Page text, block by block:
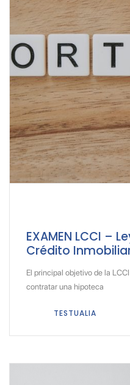
EXAMEN LCCI –
Crédito
El principal objetivo de la
contratar una hipoteca
TESTUALIA